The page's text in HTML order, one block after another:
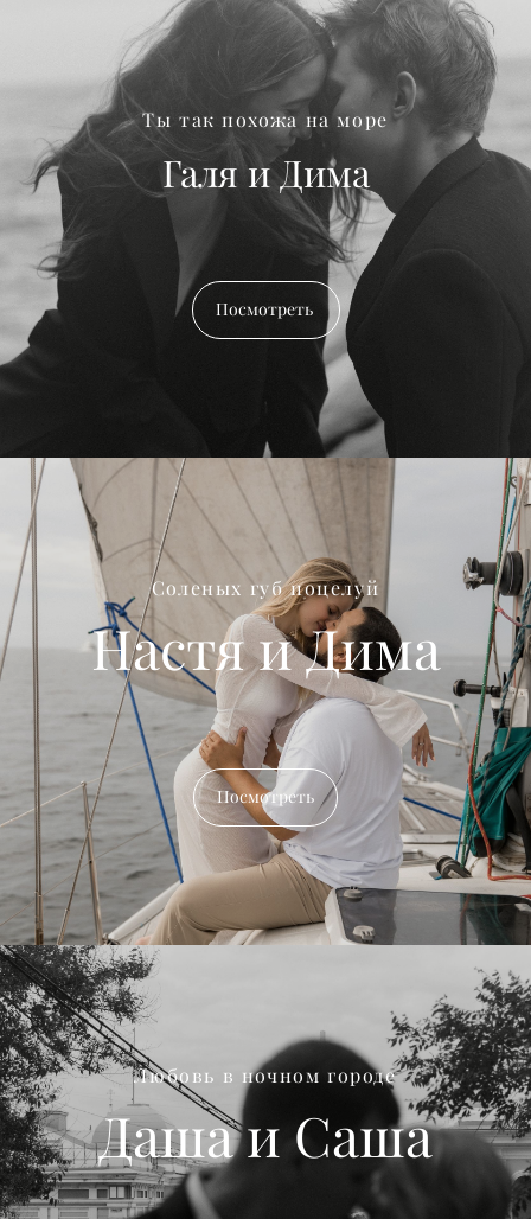
Ты так похожа на море
Галя и Дима
Посмотреть
Соленых губ поцелуй
Настя и Дима
Посмотреть
Любовь в ночном городе
Даша и Саша